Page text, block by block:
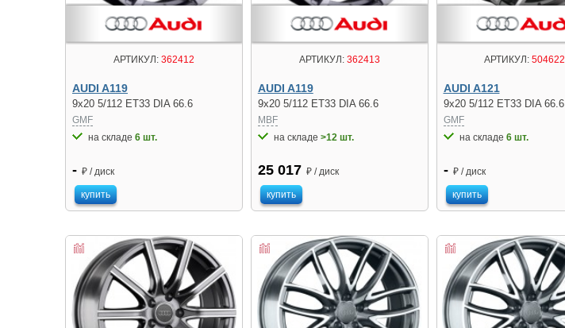
АРТИКУЛ:362412
AUDI A119
9x20 5/112 ET33 DIA 66.6
GMF
на складе 6 шт.
- ₽ / диск
купить
АРТИКУЛ:362413
AUDI A119
9x20 5/112 ET33 DIA 66.6
MBF
на складе >12 шт.
25 017 ₽ / диск
купить
АРТИКУЛ: 504622
AUDI A121
9x20 5/112 ET33 DIA 66.6
GMF
на складе 6 шт.
- ₽ / диск
купить